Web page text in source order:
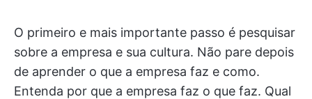
O primeiro e mais importante passo é pesquisar
sobre a empresa e sua cultura. Não pare depois
de aprender o que a empresa faz e como.
Entenda por que a empresa faz o que faz. Qual